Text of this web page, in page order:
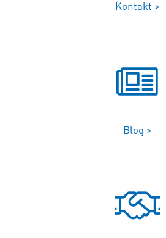
Kontakt >
Blog >